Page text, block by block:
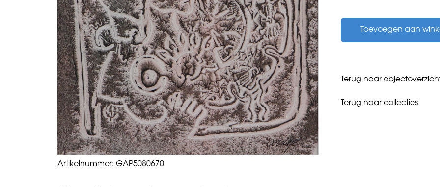
Artikelnummer: GAP5080670
F.R.
zonder
aantal
Toevoegen aan
Terug naar
Terug naar collecties